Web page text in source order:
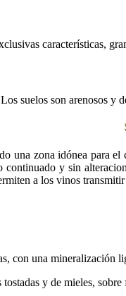
características,
suelos son arenosos
una zona idónea para
y sin
a los vinos
con una mineralización
y de mieles,